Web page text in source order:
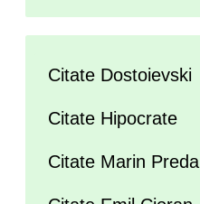
Citate Dostoievski
Citate Hipocrate
Citate Marin Preda